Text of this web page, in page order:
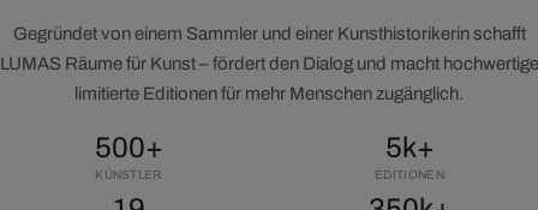
Gegründet von einem Sammler und einer Kunsthistorikerin schafft
LUMAS Räume für Kunst – fördert den Dialog und macht hochwertige
limitierte Editionen für mehr Menschen zugänglich.
500+
KÜNSTLER
5k+
EDITIONEN